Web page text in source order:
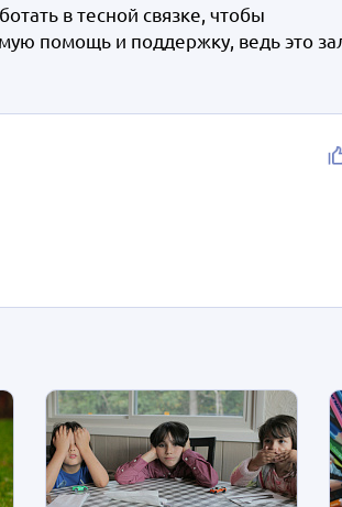
в тесной связке, чтобы
помощь и поддержку, ведь это